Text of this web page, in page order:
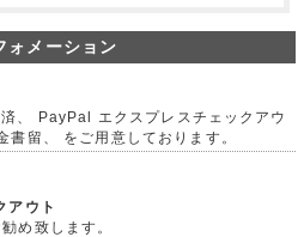
ォメーション
、 PayPal エクスプレスチェックアウ
書留、 をご用意しております。
アウト
め致します。